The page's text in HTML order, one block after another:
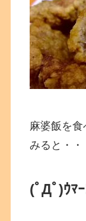
麻婆飯を
みると・・
(ﾟДﾟ)ｳﾏ